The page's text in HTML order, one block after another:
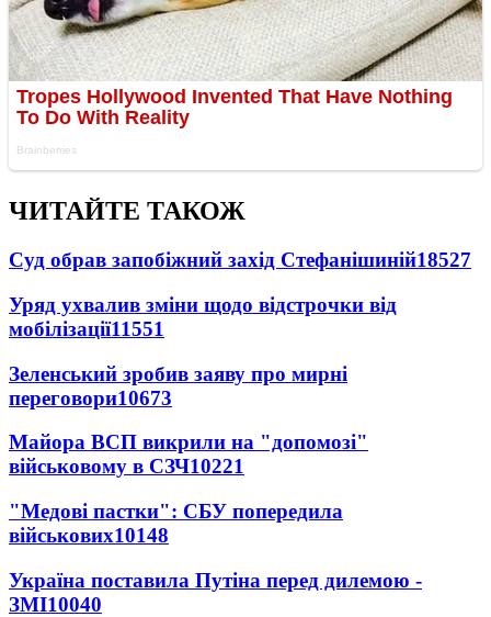
ЧИТАЙТЕ ТАКОЖ
Суд обрав запобіжний захід Стефанішиній18527
Уряд ухвалив зміни щодо відстрочки від
мобілізації11551
Зеленський зробив заяву про мирні
переговори10673
Майора ВСП викрили на "допомозі"
військовому в СЗЧ10221
"Медові пастки": СБУ попередила
військових10148
Україна поставила Путіна перед дилемою -
ЗМІ10040